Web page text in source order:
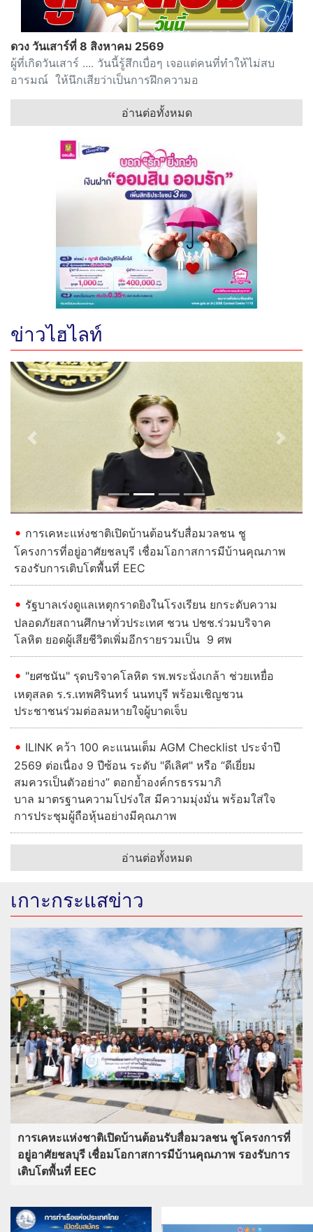
ดวง วันเสาร์ที่ 8 สิงหาคม 2569
ผู้ที่เกิดวันเสาร์ .... วันนี้รู้สึกเบื่อๆ เจอแต่คนที่ทำให้ไม่สบ
อารมณ์ ให้นึกเสียว่าเป็นการฝึกความอ
อ่านต่อทั้งหมด
ข่าวไฮไลท์
Previous Next
การเคหะแห่งชาติเปิดบ้านต้อนรับสื่อมวลชน ชู
โครงการที่อยู่อาศัยชลบุรี เชื่อมโอกาสการมีบ้านคุณภาพ
รองรับการเติบโตพื้นที่ EEC
รัฐบาลเร่งดูแลเหตุกราดยิงในโรงเรียน ยกระดับความ
ปลอดภัยสถานศึกษาทั่วประเทศ ชวน ปชช.ร่วมบริจาค
โลหิต ยอดผู้เสียชีวิตเพิ่มอีกรายรวมเป็น 9 ศพ
"ยศชนัน" รุดบริจาคโลหิต รพ.พระนั่งเกล้า ช่วยเหยื่อ
เหตุสลด ร.ร.เทพศิรินทร์ นนทบุรี พร้อมเชิญชวน
ประชาชนร่วมต่อลมหายใจผู้บาดเจ็บ
ILINK คว้า 100 คะแนนเต็ม AGM Checklist ประจำปี
2569 ต่อเนื่อง 9 ปีซ้อน ระดับ "ดีเลิศ" หรือ “ดีเยี่ยม
สมควรเป็นตัวอย่าง” ตอกย้ำองค์กรธรรมาภิ
บาล มาตรฐานความโปร่งใส มีความมุ่งมั่น พร้อมใส่ใจ
การประชุมผู้ถือหุ้นอย่างมีคุณภาพ
อ่านต่อทั้งหมด
เกาะกระแสข่าว
การเคหะแห่งชาติเปิดบ้านต้อนรับสื่อมวลชน ชูโครงการที่
อยู่อาศัยชลบุรี เชื่อมโอกาสการมีบ้านคุณภาพ รองรับการ
เติบโตพื้นที่ EEC